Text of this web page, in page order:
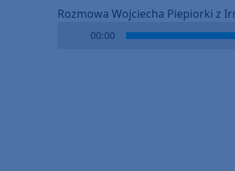
Rozmowa Wojciecha Piepiorki z
00:00